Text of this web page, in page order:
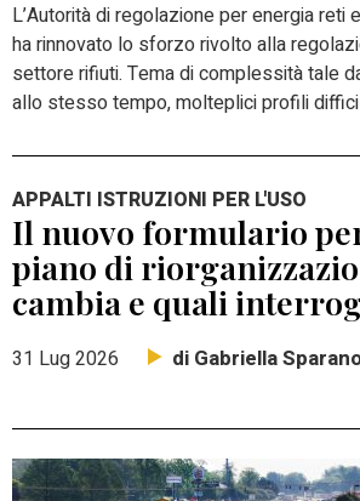
L’Autorità di regolazione per energia reti
ha rinnovato lo sforzo rivolto alla
settore rifiuti. Tema di complessità tale
allo stesso tempo, molteplici profili
APPALTI ISTRUZIONI PER L'USO
Il nuovo formulario
piano di
cambia e quali
31 Lug 2026 di Gabriella